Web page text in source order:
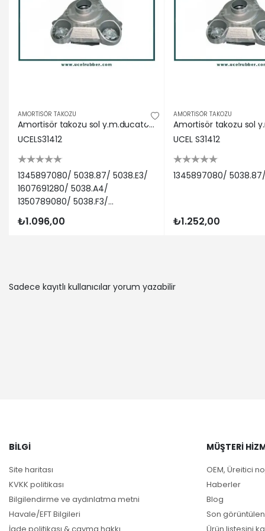
CITROËN
FIAT |
CITROËN
FIAT |
FIAT |
FIAT |
FIAT |
FIAT |
AMORTİSÖR TAKOZU
Amortisör takozu sol y.m.ducatoıı-boxer ıı-jumper ıı 1345897080/ 5038.87/ 5038.E3/ 1607691280/ 5038.A4/ 1350789080 5038.F3/1338762080
UCELS31412
1345897080/ 5038.87/ 5038.E3/
1607691280/ 5038.A4/
1350789080/ 5038.F3/
1338762080
₺1.096,00
AMORTİSÖR TAKOZU
UCEL S31412
1345897080/
₺1.252,00
Sadece kayıtlı kullanıcılar yorum yazabilir
BILGI
Site haritası
KVKK politikası
Bilgilendirme ve aydınlatma metni
Havale/EFT Bilgileri
MÜŞTERI
OEM, Üreitici
Haberler
Blog
Son